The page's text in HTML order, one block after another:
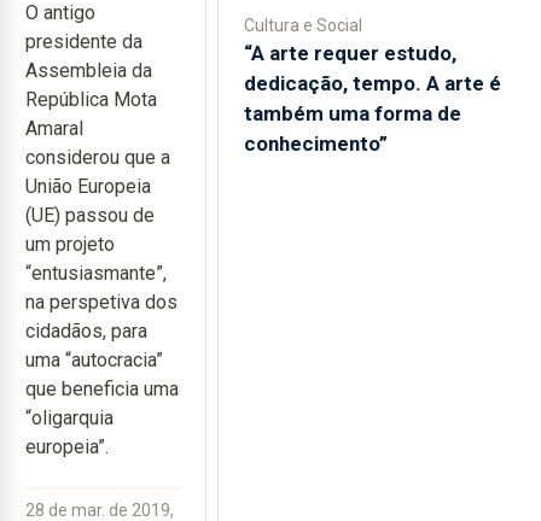
O antigo
presidente da
Assembleia da
República Mota
Amaral
considerou que a
União Europeia
(UE) passou de
um projeto
“entusiasmante”,
na perspetiva dos
cidadãos, para
uma “autocracia”
que beneficia uma
“oligarquia
europeia”.
28 de mar. de 2019,
Cultura e Social
“A arte requer estudo,
dedicação, tempo. A arte é
também uma forma de
conhecimento”